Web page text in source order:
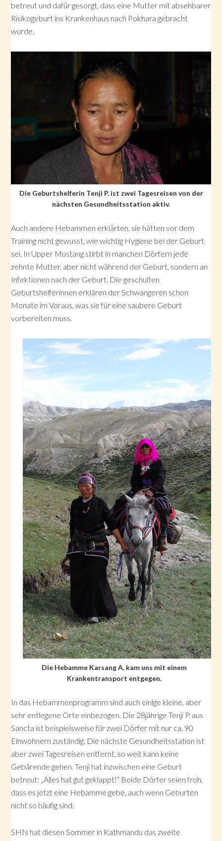
betreut und dafür gesorgt, dass eine Mutter mit absehbarer
Risikogeburt ins Krankenhaus nach Pokhara gebracht
wurde.
Die Geburtshelferin Tenji P. ist zwei Tagesreisen von der
nächsten Gesundheitsstation aktiv.
Auch andere Hebammen erklärten, sie hätten vor dem
Training nicht gewusst, wie wichtig Hygiene bei der Geburt
sei. In Upper Mustang stirbt in manchen Dörfern jede
zehnte Mutter, aber nicht während der Geburt, sondern an
Infektionen nach der Geburt. Die geschulten
Geburtshelferinnen erklären der Schwangeren schon
Monate im Voraus, was sie für eine saubere Geburt
vorbereiten muss.
Die Hebamme Karsang A. kam uns mit einem
Krankentransport entgegen.
In das Hebammenprogramm sind auch einige kleine, aber
sehr entlegene Orte einbezogen. Die 28jährige Tenji P. aus
Sancta ist beispielsweise für zwei Dörfer mit nur ca. 90
Einwohnern zuständig. Die nächste Gesundheitsstation ist
aber zwei Tagesreisen entfernt, so weit kann keine
Gebärende gehen. Tenji hat inzwischen eine Geburt
betreut: „Alles hat gut geklappt!“ Beide Dörfer seien froh,
dass es jetzt eine Hebamme gebe, auch wenn Geburten
nicht so häufig sind.
SHN hat diesen Sommer in Kathmandu das zweite